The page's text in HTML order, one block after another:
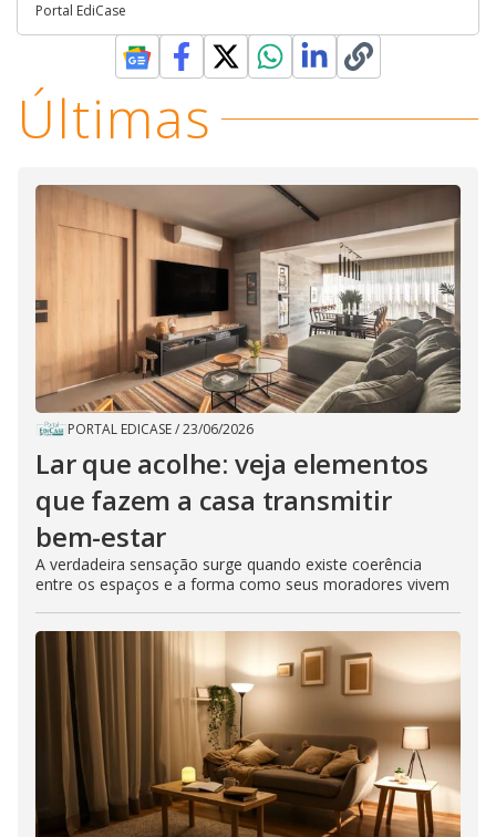
Portal EdiCase
Últimas
PORTAL EDICASE/23/06/2026
Lar que acolhe: veja elementos
que fazem a casa transmitir
bem-estar
A verdadeira sensação surge quando existe coerência
entre os espaços e a forma como seus moradores vivem